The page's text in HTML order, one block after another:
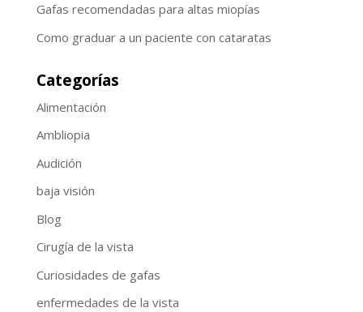
Gafas recomendadas para altas miopías
Como graduar a un paciente con cataratas
Categorías
Alimentación
Ambliopia
Audición
baja visión
Blog
Cirugía de la vista
Curiosidades de gafas
enfermedades de la vista